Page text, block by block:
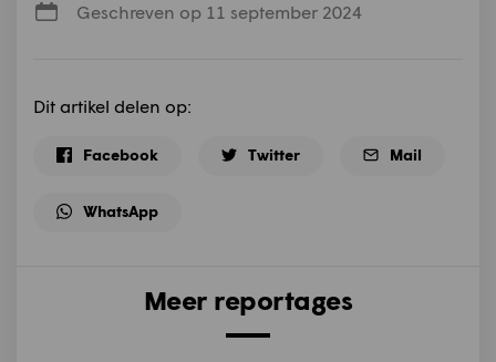
Geschreven op 11 september 2024
Dit artikel delen op:
Facebook Twitter Mail
WhatsApp
Meer reportages